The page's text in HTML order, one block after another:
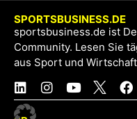
SPORTSBUSINESS.DE
sportsbusiness.de ist
Community. Lesen Sie
aus Sport und